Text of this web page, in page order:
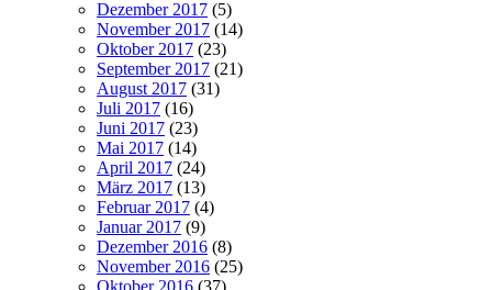
Dezember 2017 (5)
November 2017 (14)
Oktober 2017 (23)
September 2017 (21)
August 2017 (31)
Juli 2017 (16)
Juni 2017 (23)
Mai 2017 (14)
April 2017 (24)
März 2017 (13)
Februar 2017 (4)
Januar 2017 (9)
Dezember 2016 (8)
November 2016 (25)
Oktober 2016 (37)